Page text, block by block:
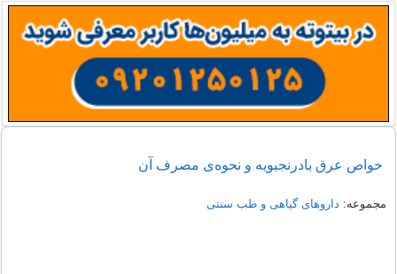
خواص عرق بادرنجبویه و نحوه‌ی مصرف آن
مجموعه: داروهای گیاهی و طب سنتی